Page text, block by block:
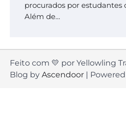
procurados por estudantes
Além de…
Feito com 💛 por Yellowling
Blog by Ascendoor |